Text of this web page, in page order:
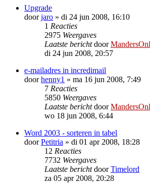
Upgrade
doorjaro » di 24 jun 2008, 16:10
1 Reacties
2975 Weergaves
Laatste berichtdoor
di 24 jun 2008, 20:57
e-mailadres in incredimail
doorhenny1 » ma 16 jun 2008, 7:49
7 Reacties
5850 Weergaves
Laatste berichtdoor
wo 18 jun 2008, 6:44
Word 2003 - sorteren in tabel
doorPetitria » di 01 apr 2008, 18:28
12 Reacties
7732 Weergaves
Laatste berichtdoorTimelord
za 05 apr 2008, 20:28